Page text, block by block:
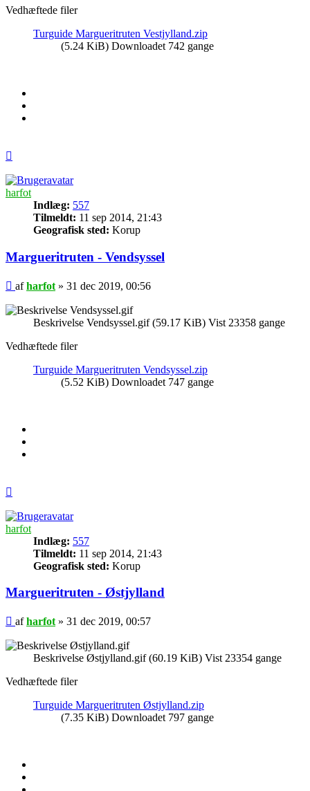
Vedhæftede filer
Turguide Margueritruten Vestjylland.zip
(5.24 KiB) Downloadet 742 gange
harfot
Indlæg: 557
Tilmeldt: 11 sep 2014, 21:43
Geografisk sted: Korup
Margueritruten - Vendsyssel
Indlæg
afharfot » 31 dec 2019, 00:56
Beskrivelse Vendsyssel.gif (59.17 KiB) Vist 23358 gange
Vedhæftede filer
Turguide Margueritruten Vendsyssel.zip
(5.52 KiB) Downloadet 747 gange
harfot
Indlæg: 557
Tilmeldt: 11 sep 2014, 21:43
Geografisk sted: Korup
Margueritruten - Østjylland
Indlæg
afharfot » 31 dec 2019, 00:57
Beskrivelse Østjylland.gif (60.19 KiB) Vist 23354 gange
Vedhæftede filer
Turguide Margueritruten Østjylland.zip
(7.35 KiB) Downloadet 797 gange